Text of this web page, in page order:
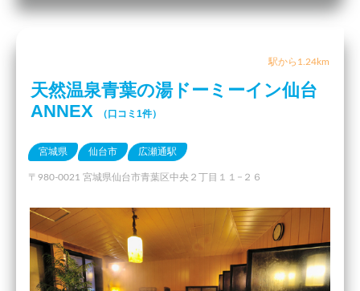
駅から1.24km
天然温泉青葉の湯ドーミーイン仙台
ANNEX
（口コミ1件）
宮城県 仙台市 広瀬通駅
〒980-0021 宮城県仙台市青葉区中央２丁目１１−２６